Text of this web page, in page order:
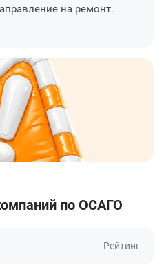
на ремонт.
по ОСАГО
Рейтинг